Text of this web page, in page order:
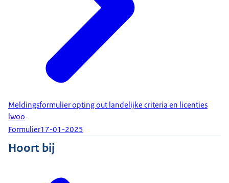
Meldingsformulier opting out landelijke criteria en licenties
lwoo
Formulier17-01-2025
Hoort bij